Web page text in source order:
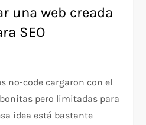
una web creada
SEO
no-code cargaron con el
pero limitadas para
idea está bastante